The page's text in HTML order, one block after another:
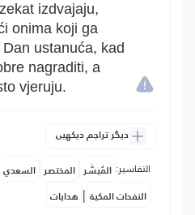
izdvajaju,
onima koji ga
ustanuća, kad
nagraditi, a
vjeruju.
دیگر تراجم دیکھیں
التفاسير: المُيسَّر المختصر السعدي
النفحات المكية | هدايات